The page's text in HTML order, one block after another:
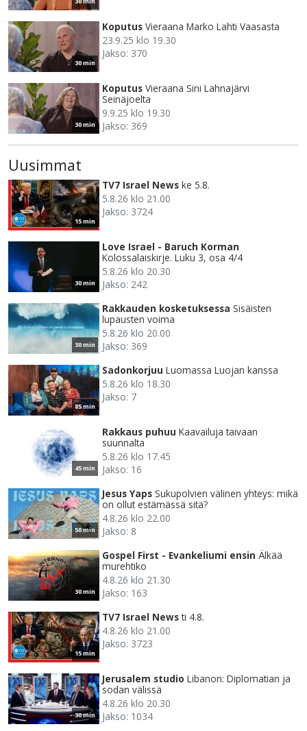
30 min
Koputus Vieraana Marko Lahti Vaasasta
23.9.25 klo 19.30
Jakso: 370
30 min
Koputus Vieraana Sini Lahnajärvi
Seinäjoelta
9.9.25 klo 19.30
Jakso: 369
Uusimmat
15 min
TV7 Israel News ke 5.8.
5.8.26 klo 21.00
Jakso: 3724
30 min
Love Israel - Baruch Korman
Kolossalaiskirje. Luku 3, osa 4/4
5.8.26 klo 20.30
Jakso: 242
30 min
Rakkauden kosketuksessa Sisäisten
lupausten voima
5.8.26 klo 20.00
Jakso: 369
85 min
Sadonkorjuu Luomassa Luojan kanssa
5.8.26 klo 18.30
Jakso: 7
45 min
Rakkaus puhuu Kaavailuja taivaan
suunnalta
5.8.26 klo 17.45
Jakso: 16
50 min
Jesus Yaps Sukupolvien välinen yhteys: mikä
on ollut estämässä sitä?
4.8.26 klo 22.00
Jakso: 8
30 min
Gospel First - Evankeliumi ensin Älkää
murehtiko
4.8.26 klo 21.30
Jakso: 163
15 min
TV7 Israel News ti 4.8.
4.8.26 klo 21.00
Jakso: 3723
30 min
Jerusalem studio Libanon: Diplomatian ja
sodan välissä
4.8.26 klo 20.30
Jakso: 1034